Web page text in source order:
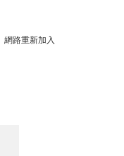
網路重新加入